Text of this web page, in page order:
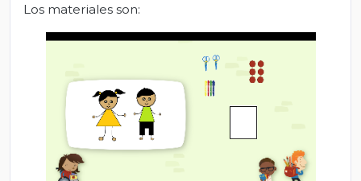
Los materiales son: